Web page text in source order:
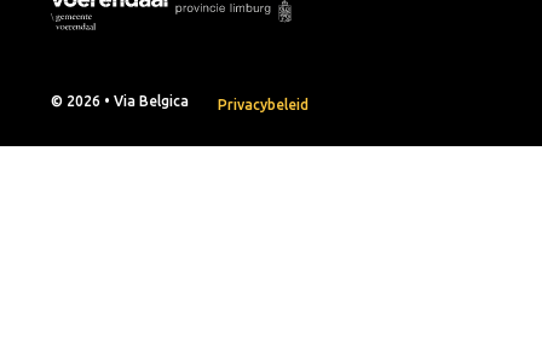
© 2026 • Via Belgica Privacybeleid